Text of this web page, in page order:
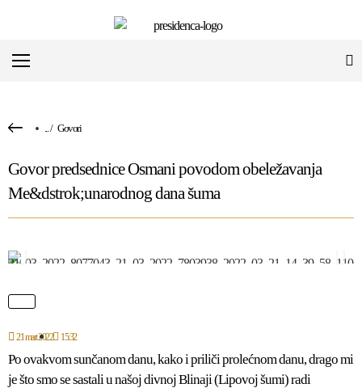
.../ Govori
Govor predsednice Osmani povodom obeležavanja
Me&dstrok;unarodnog dana šuma
21 mart 2022 15:32
Po ovakvom sunčanom danu, kako i priliči prolećnom danu, drago mi
je što smo se sastali u našoj divnoj Blinaji (Lipovoj šumi) radi